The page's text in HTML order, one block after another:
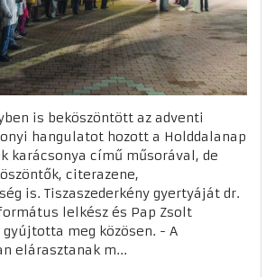
is beköszöntött az adventi
hangulatot hozott a Holddalanap
karácsonya című műsorával, de
citerazene,
is. Tiszaszederkény gyertyáját dr.
lelkész és Pap Zsolt
meg közösen. - A
elárasztanak m...